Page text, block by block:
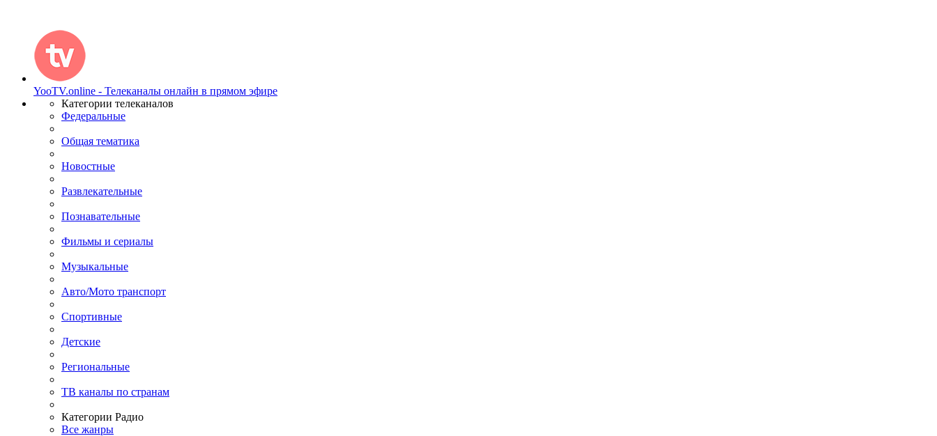
YooTV.online - Телеканалы онлайн в прямом эфире
Категории телеканалов
Федеральные
Общая тематика
Новостные
Развлекательные
Познавательные
Фильмы и сериалы
Музыкальные
Авто/Мото транспорт
Спортивные
Детские
Региональные
ТВ каналы по странам
Категории Радио
Все жанры